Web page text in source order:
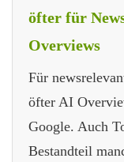
öfter für
Overviews
Für
öfter AI
Google. Auch
Bestandteil